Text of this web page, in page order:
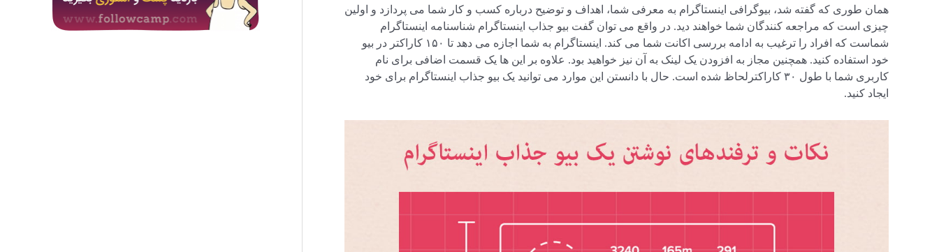
همان طوری که گفته شد، بیوگرافی اینستاگرام به معرفی شما، اهداف و توضیح درباره کسب و کار شما می پردازد و اولین
چیزی است که مراجعه کنندگان شما خواهند دید. در واقع می توان گفت بیو جذاب اینستاگرام شناسنامه اینستاگرام
شماست که افراد را ترغیب به ادامه بررسی اکانت شما می کند. اینستاگرام به شما اجازه می دهد تا ۱۵۰ کاراکتر در بیو
خود استفاده کنید. همچنین مجاز به افزودن یک لینک به آن نیز خواهید بود. علاوه بر این ها یک قسمت اضافی برای نام
کاربری شما با طول ۳۰ کاراکترلحاظ شده است. حال با دانستن این موارد می توانید یک بیو جذاب اینستاگرام برای خود
ایجاد کنید.